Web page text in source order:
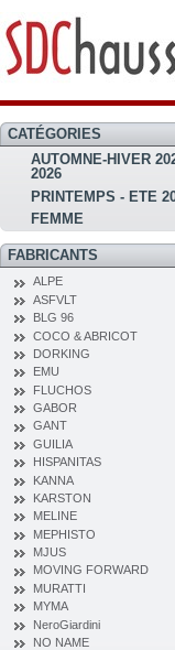
CATÉGORIES
AUTOMNE-HIVER
2026
PRINTEMPS - ETE
FEMME
FABRICANTS
ALPE
ASFVLT
BLG 96
COCO & ABRICOT
DORKING
EMU
FLUCHOS
GABOR
GANT
GUILIA
HISPANITAS
KANNA
KARSTON
MELINE
MEPHISTO
MJUS
MOVING FORWARD
MURATTI
MYMA
NeroGiardini
NO NAME